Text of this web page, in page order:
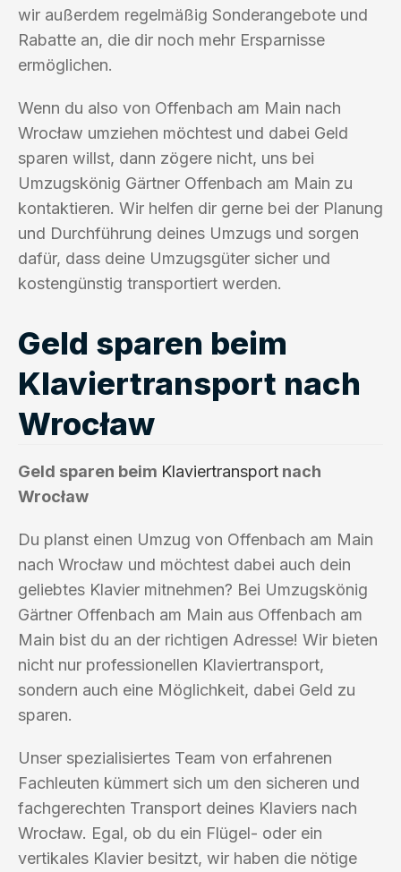
wir außerdem regelmäßig Sonderangebote und
Rabatte an, die dir noch mehr Ersparnisse
ermöglichen.
Wenn du also von Offenbach am Main nach
Wrocław umziehen möchtest und dabei Geld
sparen willst, dann zögere nicht, uns bei
Umzugskönig Gärtner Offenbach am Main zu
kontaktieren. Wir helfen dir gerne bei der Planung
und Durchführung deines Umzugs und sorgen
dafür, dass deine Umzugsgüter sicher und
kostengünstig transportiert werden.
Geld sparen beim
Klaviertransport nach
Wrocław
Geld sparen beim Klaviertransport nach
Wrocław
Du planst einen Umzug von Offenbach am Main
nach Wrocław und möchtest dabei auch dein
geliebtes Klavier mitnehmen? Bei Umzugskönig
Gärtner Offenbach am Main aus Offenbach am
Main bist du an der richtigen Adresse! Wir bieten
nicht nur professionellen Klaviertransport,
sondern auch eine Möglichkeit, dabei Geld zu
sparen.
Unser spezialisiertes Team von erfahrenen
Fachleuten kümmert sich um den sicheren und
fachgerechten Transport deines Klaviers nach
Wrocław. Egal, ob du ein Flügel- oder ein
vertikales Klavier besitzt, wir haben die nötige